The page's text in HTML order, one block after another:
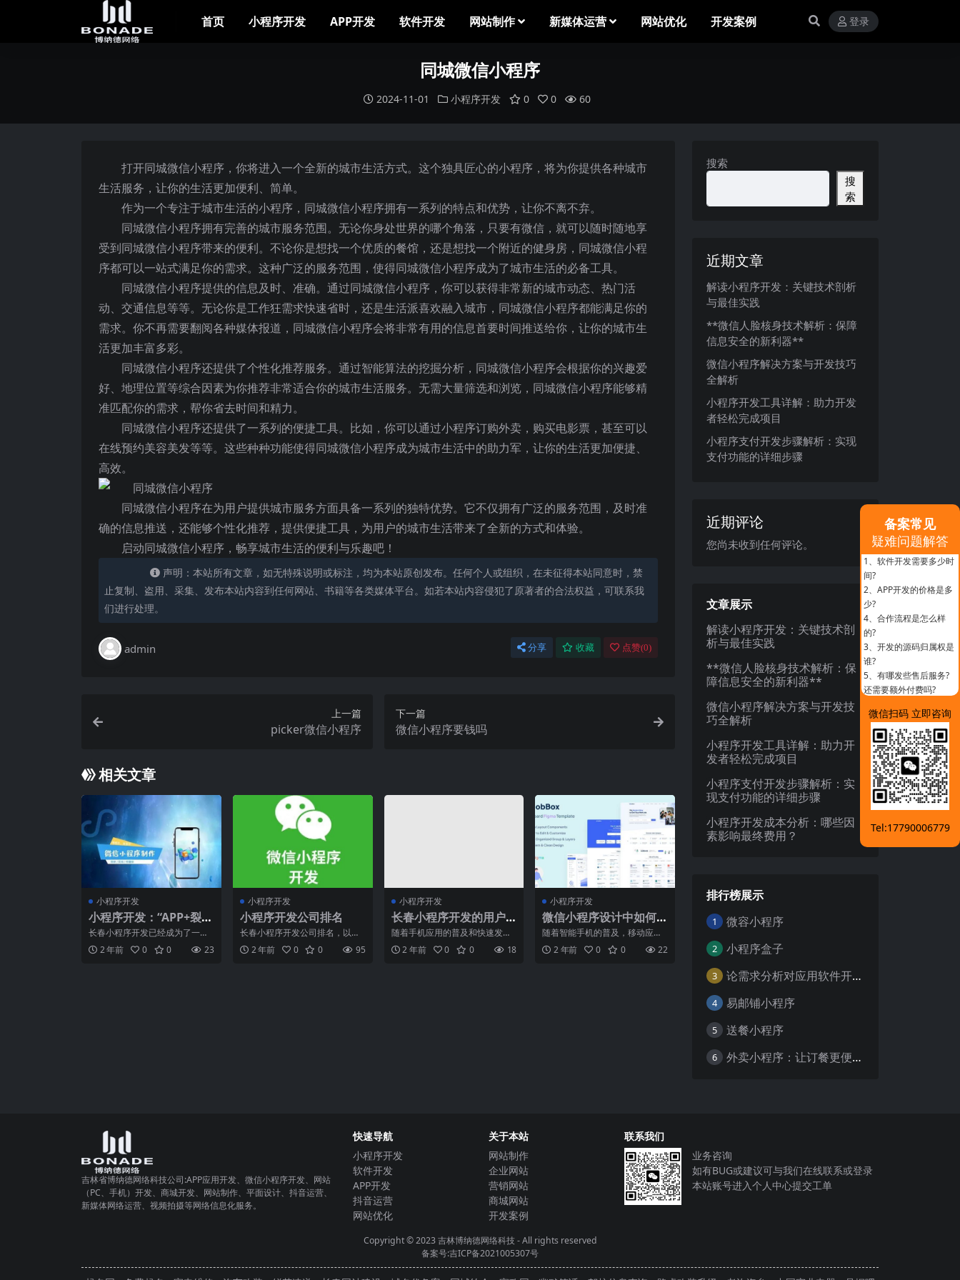
首页 小程序开发 APP开发 软件开发 网站制作 新媒体运营 网站优化 开发案例 登录
同城微信小程序
2024-11-01 小程序开发 0 0 60
打开同城微信小程序，你将进入一个全新的城市生活方式。这个独具匠心的小程序，将为你提供各种城市
生活服务，让你的生活更加便利、简单。
作为一个专注于城市生活的小程序，同城微信小程序拥有一系列的特点和优势，让你不离不弃。
同城微信小程序拥有完善的城市服务范围。无论你身处世界的哪个角落，只要有微信，就可以随时随地享
受到同城微信小程序带来的便利。不论你是想找一个优质的餐馆，还是想找一个附近的健身房，同城微信小程
序都可以一站式满足你的需求。这种广泛的服务范围，使得同城微信小程序成为了城市生活的必备工具。
同城微信小程序提供的信息及时、准确。通过同城微信小程序，你可以获得非常新的城市动态、热门活
动、交通信息等等。无论你是工作狂需求快速省时，还是生活派喜欢融入城市，同城微信小程序都能满足你的
需求。你不再需要翻阅各种媒体报道，同城微信小程序会将非常有用的信息首要时间推送给你，让你的城市生
活更加丰富多彩。
同城微信小程序还提供了个性化推荐服务。通过智能算法的挖掘分析，同城微信小程序会根据你的兴趣爱
好、地理位置等综合因素为你推荐非常适合你的城市生活服务。无需大量筛选和浏览，同城微信小程序能够精
准匹配你的需求，帮你省去时间和精力。
同城微信小程序还提供了一系列的便捷工具。比如，你可以通过小程序订购外卖，购买电影票，甚至可以
在线预约美容美发等等。这些种种功能使得同城微信小程序成为城市生活中的助力军，让你的生活更加便捷、
高效。
同城微信小程序在为用户提供城市服务方面具备一系列的独特优势。它不仅拥有广泛的服务范围，及时准
确的信息推送，还能够个性化推荐，提供便捷工具，为用户的城市生活带来了全新的方式和体验。
启动同城微信小程序，畅享城市生活的便利与乐趣吧！
声明：本站所有文章，如无特殊说明或标注，均为本站原创发布。任何个人或组织，在未征得本站同意时，禁
止复制、盗用、采集、发布本站内容到任何网站、书籍等各类媒体平台。如若本站内容侵犯了原著者的合法权益，可联系我
们进行处理。
admin 分享 收藏 点赞(0)
上一篇
picker微信小程序
下一篇
微信小程序要钱吗
相关文章
小程序开发
小程序开发：“APP+裂
变”，让你的业绩几何形
态爆发！
长春小程序开发已经成为了一个
重要的行业。在这个行业中，有
一种被称为“APP+裂变
2 年前 0 0 23
小程序开发
小程序开发公司排名
长春小程序开发公司排名，以下
是一些比较好的软件公司："> <b
ase...2 年前 0 0 95
小程序开发
长春小程序开发的用户
体验设计方法
随着手机应用的普及和快速发
展，用户对于应用的用户体验要
求也越来越高。作为现代化大
2 年前 0 0 18
小程序开发
微信小程序设计中如何
合理利用组件
随着智能手机的普及，移动应用
程序的需求也越来越大。微信小
程序作为一种轻量级的应用
2 年前 0 0 22
搜索
搜
索
近期文章
解读小程序开发：关键技术剖析
与最佳实践
**微信人脸核身技术解析：保障
信息安全的新利器**
微信小程序解决方案与开发技巧
全解析
小程序开发工具详解：助力开发
者轻松完成项目
小程序支付开发步骤解析：实现
支付功能的详细步骤
近期评论
您尚未收到任何评论。
文章展示
解读小程序开发：关键技术剖
析与最佳实践
**微信人脸核身技术解析：保
障信息安全的新利器**
微信小程序解决方案与开发技
巧全解析
小程序开发工具详解：助力开
发者轻松完成项目
小程序支付开发步骤解析：实
现支付功能的详细步骤
小程序开发成本分析：哪些因
素影响最终费用？
排行榜展示
1 微容小程序
2 小程序盒子
3 论需求分析对应用软件开发的重要性
4 易邮铺小程序
5 送餐小程序
6 外卖小程序：让订餐更便捷，吃货的福音
吉林省博纳德网络科技公司:APP应用开发、微信小程序开发、网站
（PC、手机）开发、商城开发、网站制作、平面设计、抖音运营、
新媒体网络运营、视频拍摄等网络信息化服务。
快速导航
小程序开发
软件开发
APP开发
抖音运营
网站优化
关于本站
网站制作
企业网站
营销网站
商城网站
开发案例
联系我们
业务咨询
如有BUG或建议可与我们在线联系或登录
本站账号进入个人中心提交工单
Copyright © 2023吉林博纳德网络科技- All rights reserved
备案号:吉ICP备2021005307号
备案常见
疑难问题解答
1、 软件开发需要多少时
间?
2、 APP开发的价格是多
少?
4、 合作流程是怎么样
的?
3、 开发的源码归属权是
谁?
5、 有哪发些售后服务?
还需要额外付费吗?
微信扫码 立即咨询
Tel:17790006779